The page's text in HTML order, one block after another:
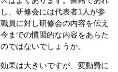
、研修会には代表者1人が参
員に対し研修会の内容を伝え
までの慣習的な内容をあらた
ではないでしょうか。
果は大きいですが、変動費に